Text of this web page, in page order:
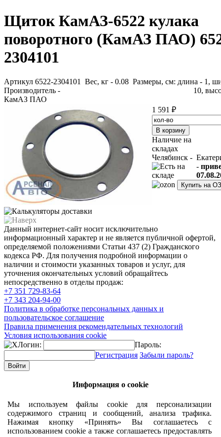
Щиток КамАЗ-6522 кулака
поворотного (КамАЗ ПАО)
2304101
Артикул 6522-2304101
Производитель -
КамАЗ ПАО
Вес, кг - 0.08 Размеры, см: длина - 1,
10,
1 591 ₽
Наличие на
складах
Челябинск -
-
Купить на
Данный интернет-сайт носит исключительно
информационный характер и не является публичной офертой,
определяемой положениями Статьи 437 (2) Гражданского
кодекса РФ. Для получения подробной информации о
наличии и стоимости указанных товаров и услуг, для
уточнения окончательных условий обращайтесь
непосредственно в отделы продаж:
+7 351 729-83-64
+7 343 204-94-00
Политика в обработке персональных данных и
пользовательское соглашение
Правила применения рекомендательных технологий
Условия использования cookie
Логин:
Пароль:
Регистрация Забыли пароль?
Информация о cookie
Мы используем файлы cookie для персонализации
содержимого страниц и сообщений, анализа трафика.
Нажимая кнопку «Принять» Вы соглашаетесь с
использованием cookie а также соглашаетесь предоставлять